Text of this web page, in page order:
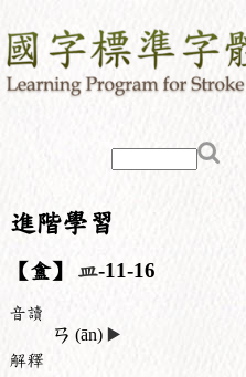
進階學習
【盦】 皿-11-16
音讀
ㄢ (ān) ▶️
解釋